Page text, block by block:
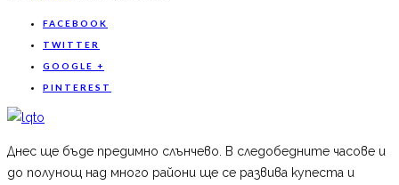
FACEBOOK
TWITTER
GOOGLE +
PINTEREST
Днес ще бъде предимно слънчево. В следобедните часове и
до полунощ над много райони ще се развива купеста и